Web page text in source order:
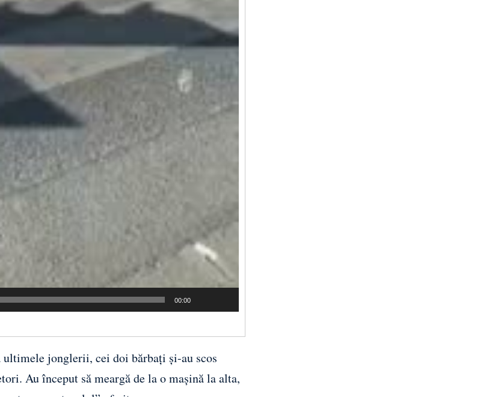
00:00
jonglerii, cei doi bărbați și-au scos
Au început să meargă de la o mașină la alta,